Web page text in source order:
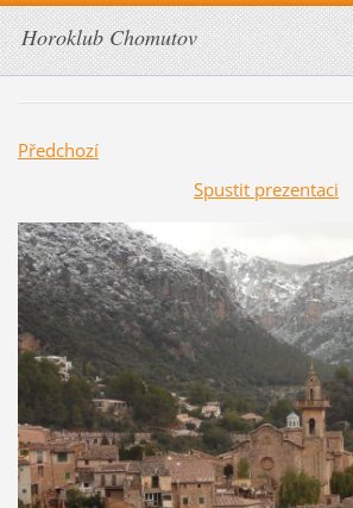
Horoklub Chomutov
Předchozí
Spustit prezentaci